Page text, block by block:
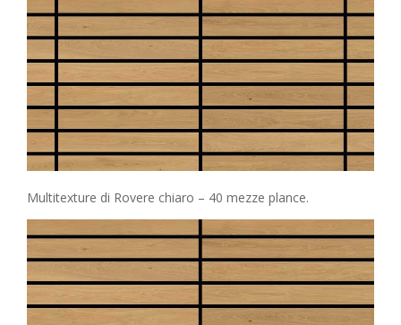
Multitexture di Rovere chiaro – 40 mezze plance.